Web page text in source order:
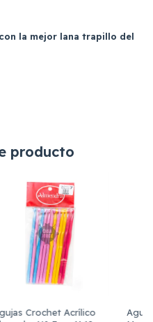
la mejor lana trapillo del
producto
Crochet Acrílico